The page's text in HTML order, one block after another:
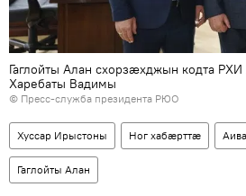
Гаглойты Алан схорзӕхджын кодта
Харебаты Вадимы
© Пресс-служба президента РЮО
Хуссар Ирыстоны Ног хабӕрттӕ
Гаглойты Алан